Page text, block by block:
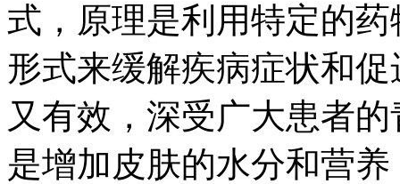
式，原理是利用特定的
形式来缓解疾病症状和
又有效，深受广大患者
是增加皮肤的水分和营